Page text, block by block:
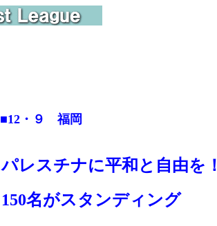
■12・９ 福岡
パレスチナに平和と自由を！
150名がスタンディング